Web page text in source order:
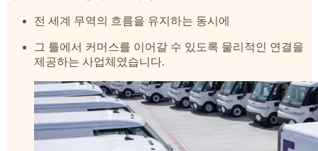
전 세계 무역의 흐름을 유지하는 동시에
그 틀에서 커머스를 이어갈 수 있도록 물리적인 연결을
제공하는 사업체였습니다.